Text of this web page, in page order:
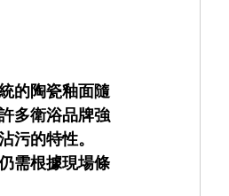
的陶瓷釉面隨
多衛浴品牌強
污的特性。
需根據現場條